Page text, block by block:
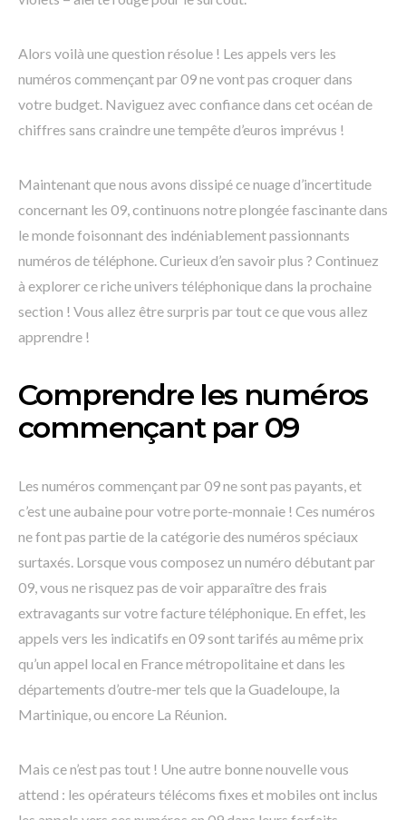
Alors voilà une question résolue ! Les appels vers les
numéros commençant par 09 ne vont pas croquer dans
votre budget. Naviguez avec confiance dans cet océan de
chiffres sans craindre une tempête d’euros imprévus !
Maintenant que nous avons dissipé ce nuage d’incertitude
concernant les 09, continuons notre plongée fascinante dans
le monde foisonnant des indéniablement passionnants
numéros de téléphone. Curieux d’en savoir plus ? Continuez
à explorer ce riche univers téléphonique dans la prochaine
section ! Vous allez être surpris par tout ce que vous allez
apprendre !
Comprendre les numéros
commençant par 09
Les numéros commençant par 09 ne sont pas payants, et
c’est une aubaine pour votre porte-monnaie ! Ces numéros
ne font pas partie de la catégorie des numéros spéciaux
surtaxés. Lorsque vous composez un numéro débutant par
09, vous ne risquez pas de voir apparaître des frais
extravagants sur votre facture téléphonique. En effet, les
appels vers les indicatifs en 09 sont tarifés au même prix
qu’un appel local en France métropolitaine et dans les
départements d’outre-mer tels que la Guadeloupe, la
Martinique, ou encore La Réunion.
Mais ce n’est pas tout ! Une autre bonne nouvelle vous
attend : les opérateurs télécoms fixes et mobiles ont inclus